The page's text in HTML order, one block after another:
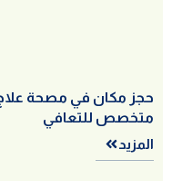
حجز مكان في مصحة
متخصص للتعافي
المزيد